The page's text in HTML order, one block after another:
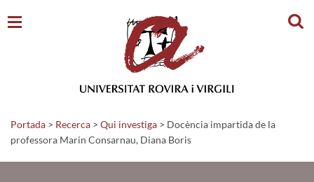
Portada > Recerca > Qui investiga > Docència impartida de la
professora Marin Consarnau, Diana Boris